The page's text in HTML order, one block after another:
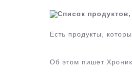
Список
Есть продукты,
Об этом пишет